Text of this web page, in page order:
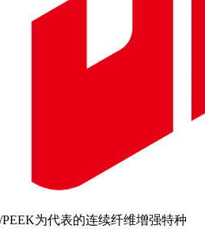
为代表的连续纤维增强特种